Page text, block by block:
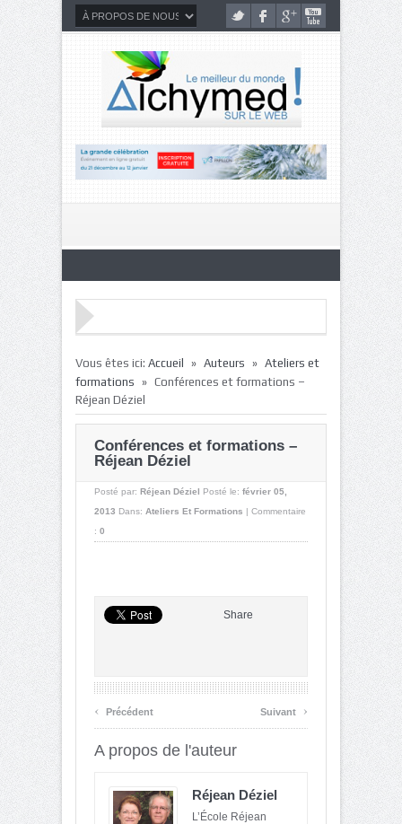
Vous êtes ici: Accueil » Auteurs » Ateliers et
formations » Conférences et formations –
Réjean Déziel
Conférences et formations –
Réjean Déziel
Posté par: Réjean Déziel Posté le: février 05,
2013 Dans: Ateliers Et Formations | Commentaire
: 0
Share
‹ Précédent Suivant ›
A propos de l'auteur
Réjean Déziel
L’École Réjean